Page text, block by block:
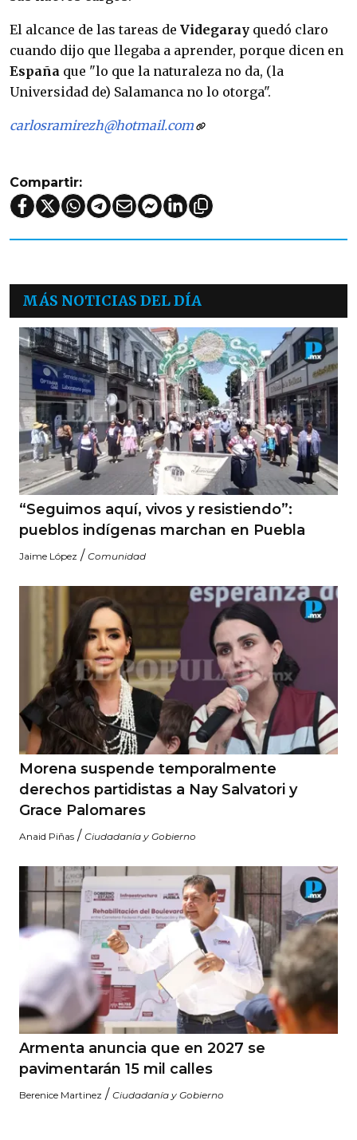
El alcance de las tareas de Videgaray quedó claro
cuando dijo que llegaba a aprender, porque dicen en
España que "lo que la naturaleza no da, (la
Universidad de) Salamanca no lo otorga".
carlosramirezh@hotmail.com
Compartir:
MÁS NOTICIAS DEL DÍA
“Seguimos aquí, vivos y resistiendo”:
pueblos indígenas marchan en Puebla
Jaime López / Comunidad
Morena suspende temporalmente
derechos partidistas a Nay Salvatori y
Grace Palomares
Anaid Piñas / Ciudadanía y Gobierno
Armenta anuncia que en 2027 se
pavimentarán 15 mil calles
Berenice Martinez / Ciudadanía y Gobierno